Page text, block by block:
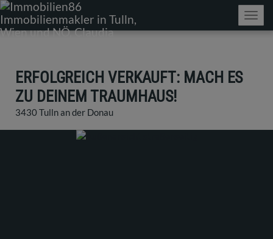
ERFOLGREICH VERKAUFT: MACH ES
ZU DEINEM TRAUMHAUS!
3430 Tulln an der Donau